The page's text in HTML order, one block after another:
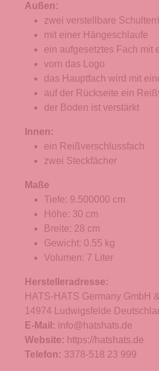
Außen:
zwei verstellbare
mit einer Hängeschlaufe
ein aufgesetztes Fach mit
vorn das Logo
das Hauptfach wird mit
auf der Rückseite ein
der Boden ist verstärkt
Innen:
ein Reißverschlussfach
zwei Steckfächer
Maße
Tiefe: 9.500000 cm
Höhe: 30 cm
Breite: 28 cm
Gewicht: 0.55 kg
Volumen: 7 Liter
Herstelleradresse:
HATS-HATS Germany GmbH
14974 Ludwigsfelde
E-Mail: info@hatshats.de
Website: https://hatshats.de
Telefon: 3378-518 23 999